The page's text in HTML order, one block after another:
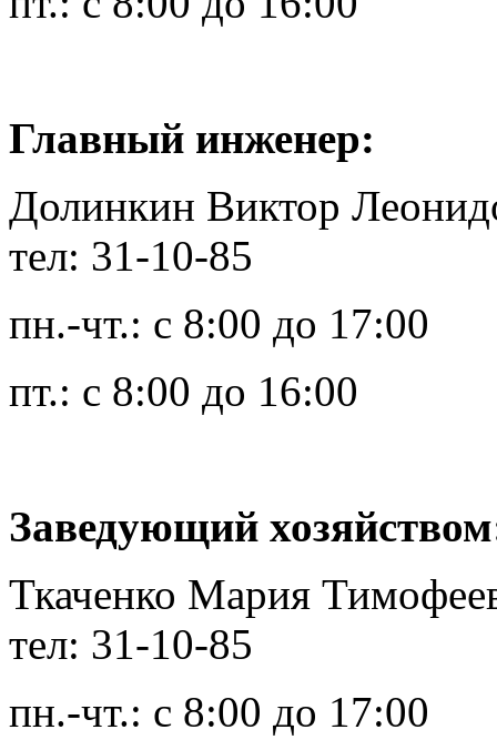
Главный инженер:
Долинкин Виктор
тел: 31-10-85
пн.-чт.: с 8:00 до 17:00
пт.: с 8:00 до 16:00
Заведующий
Ткаченко Мария
тел: 31-10-85
пн.-чт.: с 8:00 до 17:00